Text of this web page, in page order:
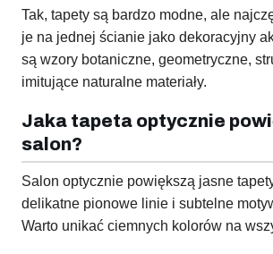
Tak, tapety są bardzo modne, ale
je na jednej ścianie jako dekoracyjny
są wzory botaniczne, geometryczne,
imitujące naturalne materiały.
Jaka tapeta optycznie
salon?
Salon optycznie powiększą jasne
delikatne pionowe linie i subtelne
Warto unikać ciemnych kolorów na